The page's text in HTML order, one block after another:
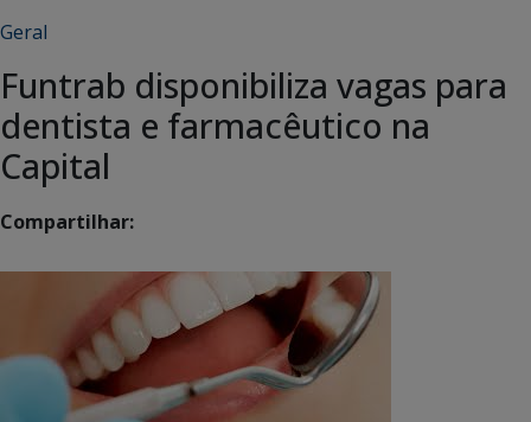
Geral
Funtrab disponibiliza vagas para
dentista e farmacêutico na
Capital
Compartilhar: